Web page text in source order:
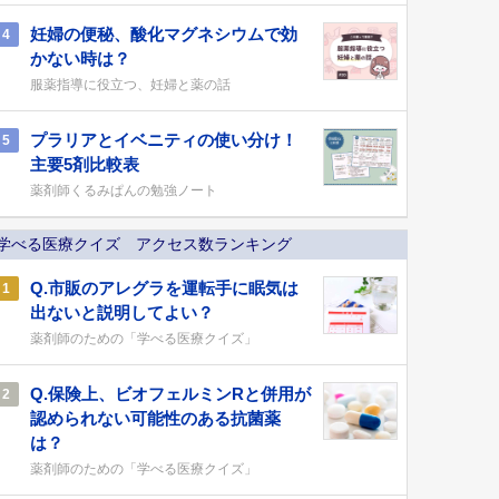
4
妊婦の便秘、酸化マグネシウムで効
かない時は？
服薬指導に役立つ、妊婦と薬の話
5
プラリアとイベニティの使い分け！
主要5剤比較表
薬剤師くるみぱんの勉強ノート
べる医療クイズ アクセス数ランキング
1
Q.市販のアレグラを運転手に眠気は
出ないと説明してよい？
薬剤師のための「学べる医療クイズ」
2
Q.保険上、ビオフェルミンRと併用が
認められない可能性のある抗菌薬
は？
薬剤師のための「学べる医療クイズ」